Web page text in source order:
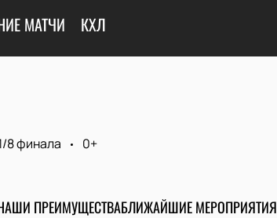
МАТЧИ КХЛ
8 финала
0+
ПРЕИМУЩЕСТВАБЛИЖАЙШИЕ МЕРОПРИЯТИЯ